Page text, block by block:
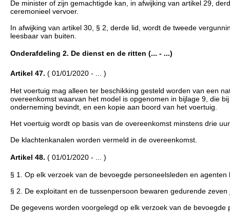
De minister of zijn gemachtigde kan, in afwijking van artikel 29,
ceremonieel vervoer.
In afwijking van artikel 30, § 2, derde lid, wordt de tweede
leesbaar van buiten.
Onderafdeling 2. De dienst en de ritten (... - ...)
Artikel 47. ( 01/01/2020 - ... )
Het voertuig mag alleen ter beschikking gesteld worden van een
overeenkomst waarvan het model is opgenomen in bijlage 9, die
onderneming bevindt, en een kopie aan boord van het voertuig.
Het voertuig wordt op basis van de overeenkomst minstens drie
De klachtenkanalen worden vermeld in de overeenkomst.
Artikel 48. ( 01/01/2020 - ... )
§ 1. Op elk verzoek van de bevoegde personeelsleden en
§ 2. De exploitant en de tussenpersoon bewaren gedurende
De gegevens worden voorgelegd op elk verzoek van de bevoegde